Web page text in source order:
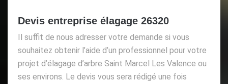
Devis entreprise élagage 26320
Il suffit de nous adresser votre demande si vous
souhaitez obtenir l’aide d’un professionnel pour votre
projet d’élagage d’arbre Saint Marcel Les Valence ou
ses environs. Le devis vous sera rédigé une fois